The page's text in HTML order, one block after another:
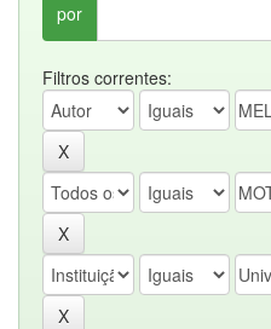
por
Filtros correntes: